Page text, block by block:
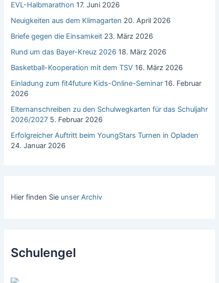
EVL-Halbmarathon 17. Juni 2026
Neuigkeiten aus dem Klimagarten 20. April 2026
Briefe gegen die Einsamkeit 23. März 2026
Rund um das Bayer-Kreuz 2026 18. März 2026
Basketball-Kooperation mit dem TSV 16. März 2026
Einladung zum fit4future Kids-Online-Seminar 16. Februar
2026
Elternanschreiben zu den Schulwegkarten für das Schuljahr
2026/2027 5. Februar 2026
Erfolgreicher Auftritt beim YoungStars Turnen in Opladen
24. Januar 2026
Hier finden Sie unser Archiv
Schulengel